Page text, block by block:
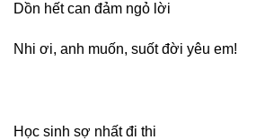
Dồn hết can đảm ngỏ lời
Nhi ơi, anh muốn, suốt đời yêu em!
Học sinh sợ nhất đi thi